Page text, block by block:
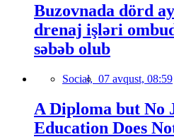
Buzovnada dörd
drenaj işləri
səbəb olub
Social, 07 avqust, 08:59
A Diploma but No
Education Does